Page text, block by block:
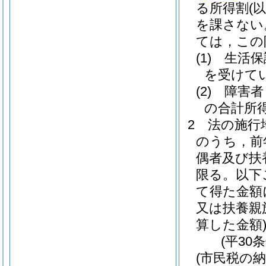
る所得割 (
を課さな
ては，こ
(1)
生活
を受けて
(2)
障害
の合計所
2
法の施行
のうち，
偶者及び扶
限る。以
て得た金
又は扶養
算した金額)
(平30
(市民税の